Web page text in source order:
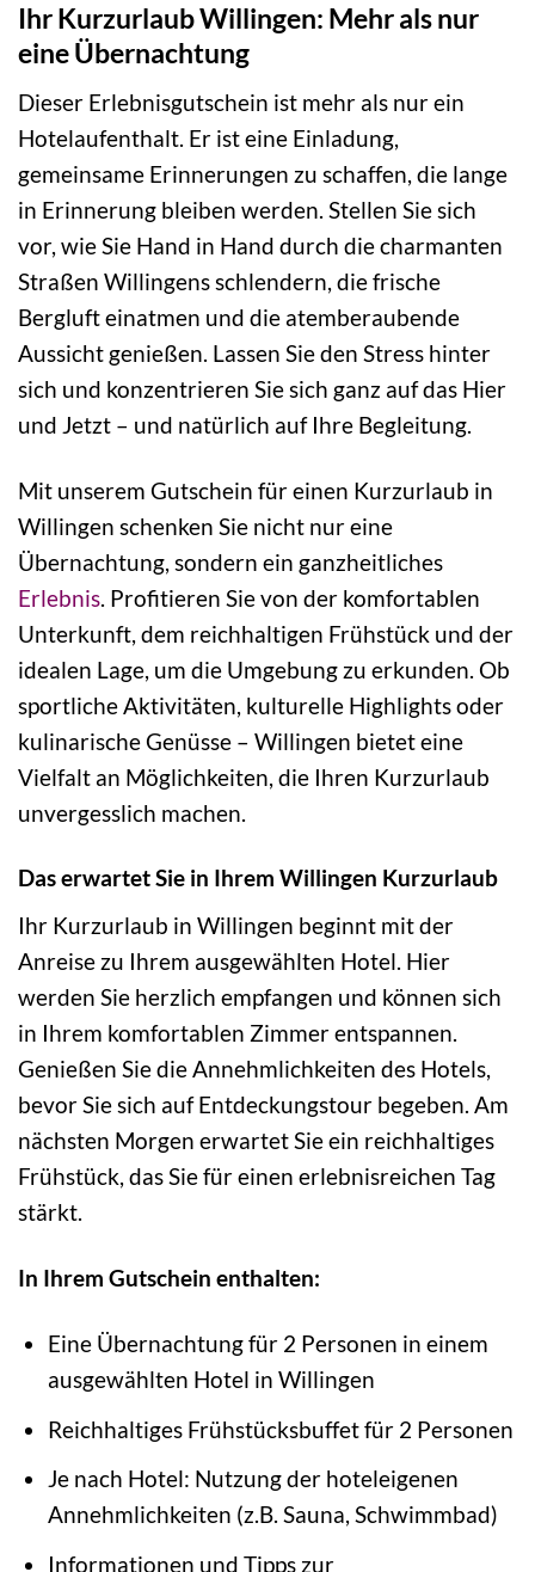
Ihr Kurzurlaub Willingen: Mehr als nur
eine Übernachtung
Dieser Erlebnisgutschein ist mehr als nur ein
Hotelaufenthalt. Er ist eine Einladung,
gemeinsame Erinnerungen zu schaffen, die lange
in Erinnerung bleiben werden. Stellen Sie sich
vor, wie Sie Hand in Hand durch die charmanten
Straßen Willingens schlendern, die frische
Bergluft einatmen und die atemberaubende
Aussicht genießen. Lassen Sie den Stress hinter
sich und konzentrieren Sie sich ganz auf das Hier
und Jetzt – und natürlich auf Ihre Begleitung.
Mit unserem Gutschein für einen Kurzurlaub in
Willingen schenken Sie nicht nur eine
Übernachtung, sondern ein ganzheitliches
Erlebnis . Profitieren Sie von der komfortablen
Unterkunft, dem reichhaltigen Frühstück und der
idealen Lage, um die Umgebung zu erkunden. Ob
sportliche Aktivitäten, kulturelle Highlights oder
kulinarische Genüsse – Willingen bietet eine
Vielfalt an Möglichkeiten, die Ihren Kurzurlaub
unvergesslich machen.
Das erwartet Sie in Ihrem Willingen Kurzurlaub
Ihr Kurzurlaub in Willingen beginnt mit der
Anreise zu Ihrem ausgewählten Hotel. Hier
werden Sie herzlich empfangen und können sich
in Ihrem komfortablen Zimmer entspannen.
Genießen Sie die Annehmlichkeiten des Hotels,
bevor Sie sich auf Entdeckungstour begeben. Am
nächsten Morgen erwartet Sie ein reichhaltiges
Frühstück, das Sie für einen erlebnisreichen Tag
stärkt.
In Ihrem Gutschein enthalten:
Eine Übernachtung für 2 Personen in einem
ausgewählten Hotel in Willingen
Reichhaltiges Frühstücksbuffet für 2 Personen
Je nach Hotel: Nutzung der hoteleigenen
Annehmlichkeiten (z.B. Sauna, Schwimmbad)
Informationen und Tipps zur